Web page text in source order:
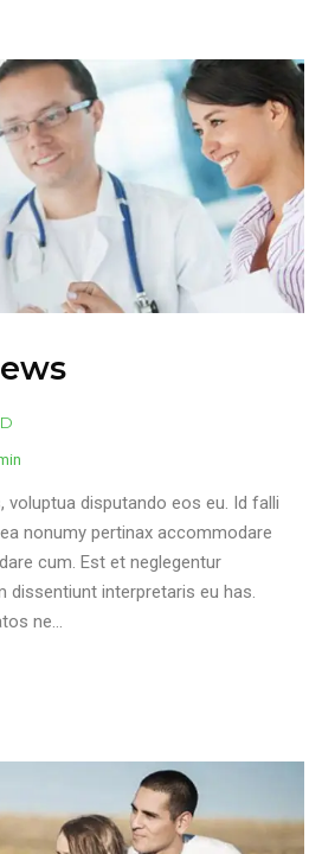
disputando eos eu. Id falli
nonumy pertinax accommodare
cum. Est et neglegentur
dissentiunt interpretaris eu has.
ne…